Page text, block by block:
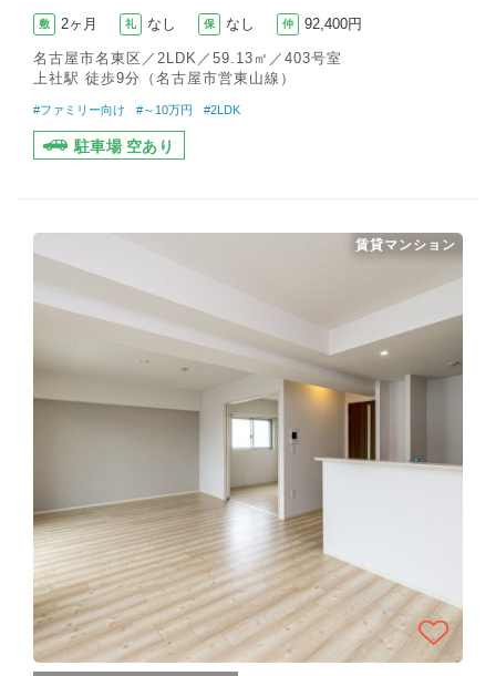
敷 2ヶ月 礼 なし 保 なし 仲 92,400円
名古屋市名東区／2LDK／59.13㎡／403号室
上社駅 徒歩9分（名古屋市営東山線）
#ファミリー向け #～10万円 #2LDK
駐車場 空あり
賃貸マンション